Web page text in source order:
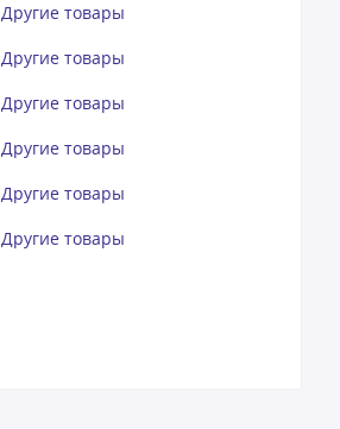
Другие товары
Другие товары
Другие товары
Другие товары
Другие товары
Другие товары